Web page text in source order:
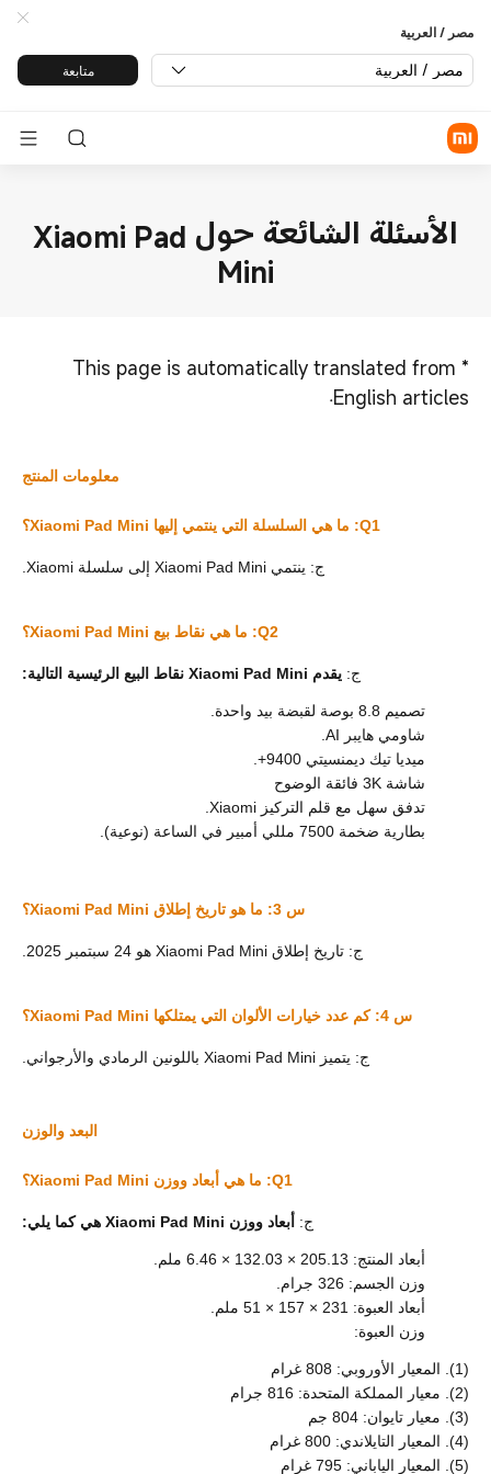
مصر / العربية
مصر / العربية متابعة
الأسئلة الشائعة حول Xiaomi Pad
Mini
*
This page is automatically translated from
English articles.
معلومات المنتج
Q1: ما هي السلسلة التي ينتمي إليها Xiaomi Pad Mini؟
ج: ينتمي Xiaomi Pad Mini إلى سلسلة Xiaomi.
Q2: ما هي نقاط بيع Xiaomi Pad Mini؟
ج:يقدم Xiaomi Pad Mini نقاط البيع الرئيسية التالية:
تصميم 8.8 بوصة لقبضة بيد واحدة.
شاومي هايبر AI.
ميديا تيك ديمنسيتي 9400+.
شاشة 3K فائقة الوضوح
تدفق سهل مع قلم التركيز Xiaomi.
بطارية ضخمة 7500 مللي أمبير في الساعة (نوعية).
س 3: ما هو تاريخ إطلاق Xiaomi Pad Mini؟
ج: تاريخ إطلاق Xiaomi Pad Mini هو 24 سبتمبر 2025.
س 4: كم عدد خيارات الألوان التي يمتلكها Xiaomi Pad Mini؟
ج: يتميز Xiaomi Pad Mini باللونين الرمادي والأرجواني.
البعد والوزن
Q1: ما هي أبعاد ووزن Xiaomi Pad Mini؟
ج: أبعاد ووزن Xiaomi Pad Mini هي كما يلي:
أبعاد المنتج: 205.13 × 132.03 × 6.46 ملم.
وزن الجسم: 326 جرام.
أبعاد العبوة: 231 × 157 × 51 ملم.
وزن العبوة:
(1). المعيار الأوروبي: 808 غرام
(2). معيار المملكة المتحدة: 816 جرام
(3). معيار تايوان: 804 جم
(4). المعيار التايلاندي: 800 غرام
(5). المعيار الياباني: 795 غرام